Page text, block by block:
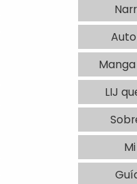
LIJ